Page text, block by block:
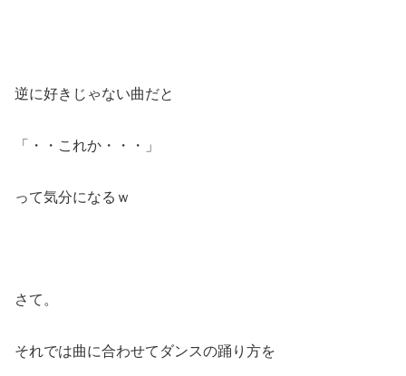
逆に好きじゃない曲だと
「・・これか・・・」
って気分になるｗ
さて。
それでは曲に合わせてダンスの踊り方を